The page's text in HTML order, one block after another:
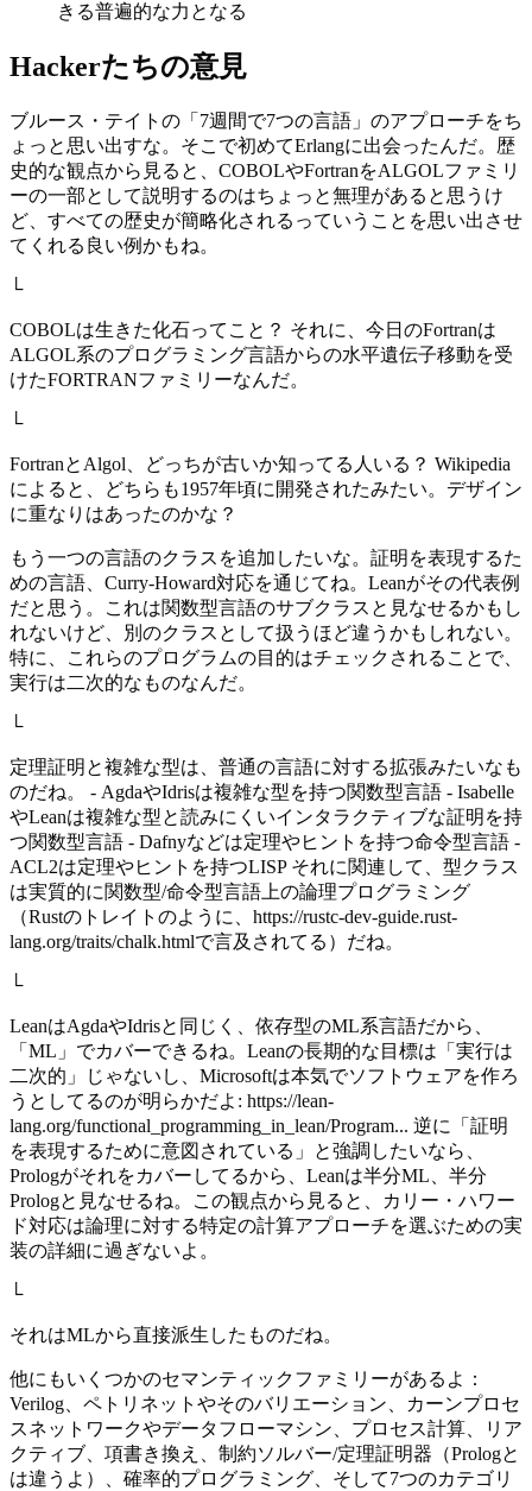
きる普遍的な力となる
Hackerたちの意見
ブルース・テイトの「7週間で7つの言語」のアプローチをち
ょっと思い出すな。そこで初めてErlangに出会ったんだ。歴
史的な観点から見ると、COBOLやFortranをALGOLファミリ
ーの一部として説明するのはちょっと無理があると思うけ
ど、すべての歴史が簡略化されるっていうことを思い出させ
てくれる良い例かもね。
└
COBOLは生きた化石ってこと？ それに、今日のFortranは
ALGOL系のプログラミング言語からの水平遺伝子移動を受
けたFORTRANファミリーなんだ。
└
FortranとAlgol、どっちが古いか知ってる人いる？ Wikipedia
によると、どちらも1957年頃に開発されたみたい。デザイン
に重なりはあったのかな？
もう一つの言語のクラスを追加したいな。証明を表現するた
めの言語、Curry-Howard対応を通じてね。Leanがその代表例
だと思う。これは関数型言語のサブクラスと見なせるかもし
れないけど、別のクラスとして扱うほど違うかもしれない。
特に、これらのプログラムの目的はチェックされることで、
実行は二次的なものなんだ。
└
定理証明と複雑な型は、普通の言語に対する拡張みたいなも
のだね。 - AgdaやIdrisは複雑な型を持つ関数型言語 - Isabelle
やLeanは複雑な型と読みにくいインタラクティブな証明を持
つ関数型言語 - Dafnyなどは定理やヒントを持つ命令型言語 -
ACL2は定理やヒントを持つLISP それに関連して、型クラス
は実質的に関数型/命令型言語上の論理プログラミング
（Rustのトレイトのように、https://rustc-dev-guide.rust-
lang.org/traits/chalk.htmlで言及されてる）だね。
└
LeanはAgdaやIdrisと同じく、依存型のML系言語だから、
「ML」でカバーできるね。Leanの長期的な目標は「実行は
二次的」じゃないし、Microsoftは本気でソフトウェアを作ろ
うとしてるのが明らかだよ: https://lean-
lang.org/functional_programming_in_lean/Program... 逆に「証明
を表現するために意図されている」と強調したいなら、
Prologがそれをカバーしてるから、Leanは半分ML、半分
Prologと見なせるね。この観点から見ると、カリー・ハワー
ド対応は論理に対する特定の計算アプローチを選ぶための実
装の詳細に過ぎないよ。
└
それはMLから直接派生したものだね。
他にもいくつかのセマンティックファミリーがあるよ：
Verilog、ペトリネットやそのバリエーション、カーンプロセ
スネットワークやデータフローマシン、プロセス計算、リア
クティブ、項書き換え、制約ソルバー/定理証明器（Prologと
は違うよ）、確率的プログラミング、そして7つのカテゴリ